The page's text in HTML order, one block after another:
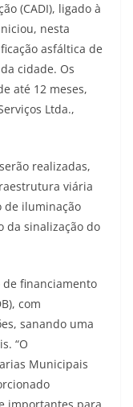
(CADI), ligado à
nesta
asfáltica de
cidade. Os
até 12 meses,
Ltda.,
realizadas,
viária
de iluminação
da sinalização do
financiamento
com
sanando uma
“O
Municipais